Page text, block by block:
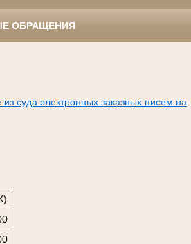
ОБРАЩЕНИЯ
из суда электронных заказных писем на